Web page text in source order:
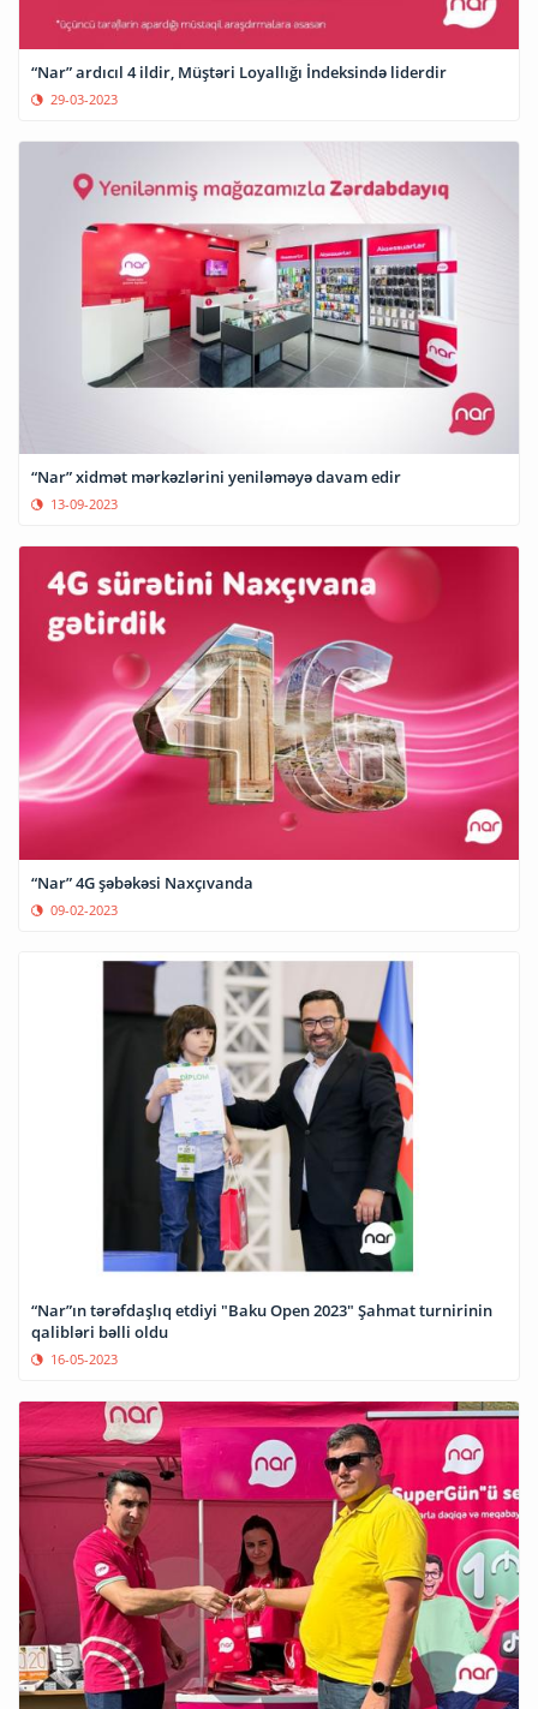
“Nar” ardıcıl 4 ildir, Müştəri Loyallığı İndeksində liderdir
29-03-2023
“Nar” xidmət mərkəzlərini yeniləməyə davam edir
13-09-2023
“Nar” 4G şəbəkəsi Naxçıvanda
09-02-2023
“Nar”ın tərəfdaşlıq etdiyi "Baku Open 2023" Şahmat turnirinin
qalibləri bəlli oldu
16-05-2023